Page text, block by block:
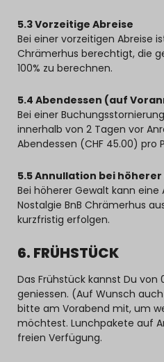
5.3 Vorzeitige Abreise
Bei einer vorzeitigen Abreise
Chrämerhus berechtigt, die
100% zu berechnen.
5.4 Abendessen (auf
Bei einer
innerhalb von 2 Tagen vor
Abendessen (CHF 45.00) pro
5.5 Annullation bei
Bei höherer Gewalt kann eine
Nostalgie BnB Chrämerhus
kurzfristig erfolgen.
6. FRÜHSTÜCK
Das Frühstück kannst Du von
geniessen. (Auf Wunsch
bitte am Vorabend mit, um
möchtest. Lunchpakete auf
freien Verfügung.